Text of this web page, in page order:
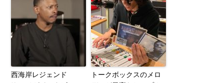
西海岸レジェンド
トークボックスのメロ